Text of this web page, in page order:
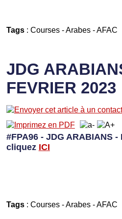
Tags: Courses-Arabes-AFAC
JDG
FEVRIER 2023
#FPA96 - JDG ARABIANS -
cliquez ICI
Tags: Courses-Arabes-AFAC